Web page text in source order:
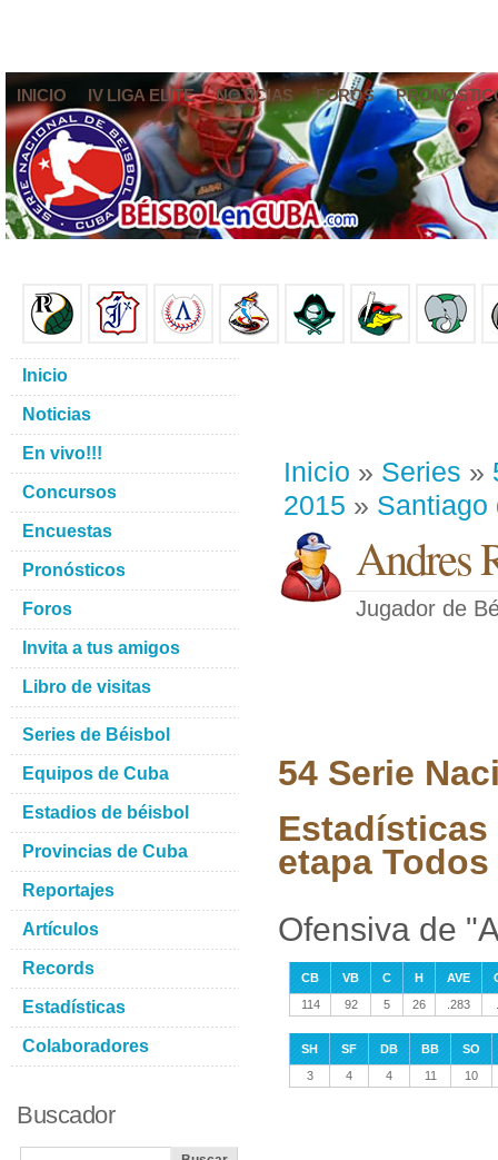
INICIO IV LIGA ELITE NOTICIAS FOROS
Inicio » Series »
2015 » Santiago
Andres
Jugador de
54 Serie
Estadísticas
etapa
Ofensiva de
CB VB C H AVE
114
92 5 26 .283
SH SF DB BB
SO
3
4 4 11 10
Inicio
Noticias
En vivo!!!
Concursos
Encuestas
Pronósticos
Foros
Invita a tus amigos
Libro de visitas
Series de Béisbol
Equipos de Cuba
Estadios de béisbol
Provincias de Cuba
Reportajes
Artículos
Records
Estadísticas
Colaboradores
Buscador